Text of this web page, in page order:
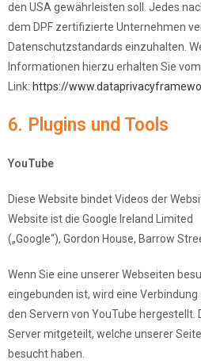
den USA gewährleisten soll. Jedes
dem DPF zertifizierte Unternehmen
Datenschutzstandards einzuhalten.
Informationen hierzu erhalten Sie
Link: https://
6. Plugins und Tools
YouTube
Diese Website bindet Videos der
Website ist die Google Ireland Limited
(„Google“), Gordon House, Barrow
Wenn Sie eine unserer Webseiten
eingebunden ist, wird eine Verbindung
den Servern von YouTube hergestellt.
Server mitgeteilt, welche unserer
besucht haben.